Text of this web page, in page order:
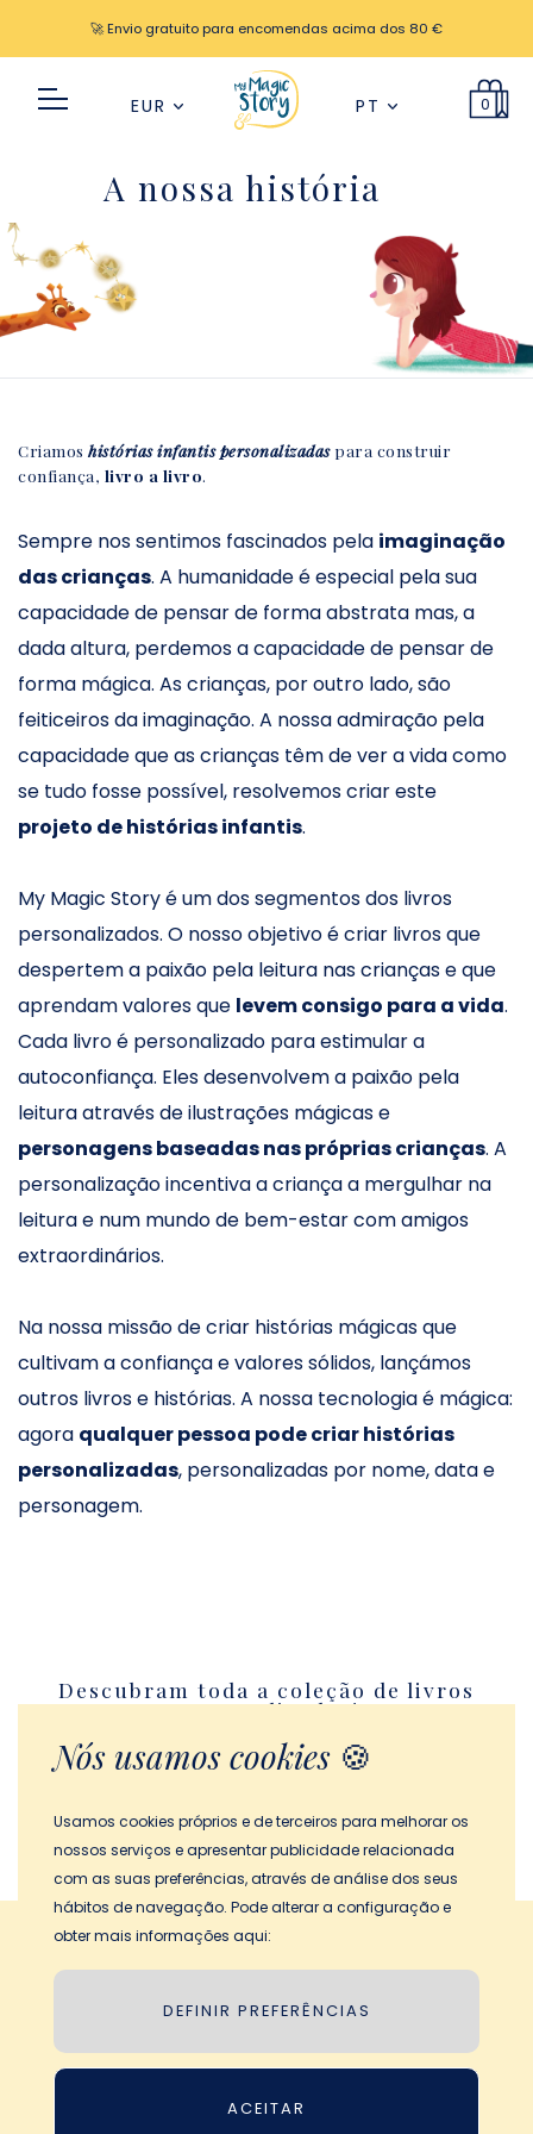
🚀 Envio gratuito para encomendas acima dos 80 €
EUR PT 0
A nossa história
Criamos histórias infantis personalizadaspara construir
confiança, livro a livro.
Sempre nos sentimos fascinados pela imaginação
das crianças. A humanidade é especial pela sua
capacidade de pensar de forma abstrata mas, a
dada altura, perdemos a capacidade de pensar de
forma mágica. As crianças, por outro lado, são
feiticeiros da imaginação. A nossa admiração pela
capacidade que as crianças têm de ver a vida como
se tudo fosse possível, resolvemos criar este
projeto de histórias infantis.
My Magic Story é um dos segmentos dos livros
personalizados. O nosso objetivo é criar livros que
despertem a paixão pela leitura nas crianças e que
aprendam valores que levem consigo para a vida.
Cada livro é personalizado para estimular a
autoconfiança. Eles desenvolvem a paixão pela
leitura através de ilustrações mágicas e
personagens baseadas nas próprias crianças. A
personalização incentiva a criança a mergulhar na
leitura e num mundo de bem-estar com amigos
extraordinários.
Na nossa missão de criar histórias mágicas que
cultivam a confiança e valores sólidos, lançámos
outros livros e histórias. A nossa tecnologia é mágica:
agora qualquer pessoa pode criar histórias
personalizadas, personalizadas por nome, data e
personagem.
Descubram toda a coleção de livros
personalizados!
Política de Cookies
Nós usamos cookies 🍪
Usamos cookies próprios e de terceiros para melhorar os
nossos serviços e apresentar publicidade relacionada
com as suas preferências, através de análise dos seus
hábitos de navegação. Pode alterar a configuração e
obter mais informações aqui:
DEFINIR PREFERÊNCIAS
ACEITAR